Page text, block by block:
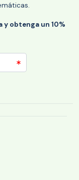
y obtenga un 10%